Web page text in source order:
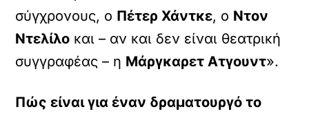
σύγχρονους, ο Πέτερ Χάντκε, ο Ντον
Ντελίλο και – αν και δεν είναι θεατρική
συγγραφέας – η Μάργκαρετ Ατγουντ».
Πώς είναι για έναν δραματουργό το